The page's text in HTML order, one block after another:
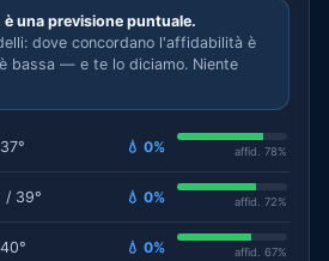
è una previsione puntuale.
dove concordano l'affidabilità è
bassa — e te lo diciamo. Niente
💧 0% affid. 78%
/ 39° 💧 0% affid. 72%
💧 0% affid. 67%